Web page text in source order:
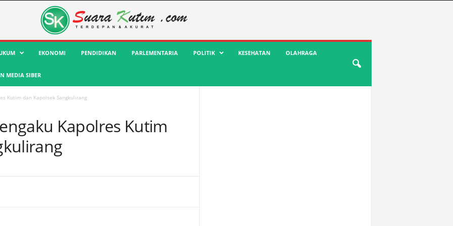
EKONOMI PENDIDIKAN PARLEMENTARIA POLITIK KESEHATAN OLAHRAGA
MEDIA SIBER
Kutim dan Kapolsek Sangkulirang
Kapolres Kutim